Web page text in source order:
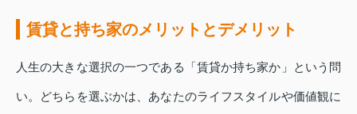
賃貸と持ち家のメリットとデメリット
人生の大きな選択の一つである「賃貸か持ち家か」という問
い。どちらを選ぶかは、あなたのライフスタイルや価値観に